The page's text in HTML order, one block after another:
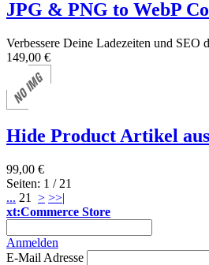
JPG & PNG to WebP
Verbessere Deine Ladezeiten und SEO
149,00 €
Hide Product Artikel
99,00 €
Seiten: 1 / 21
... 21 > >>|
xt:Commerce Store
Anmelden
E-Mail Adresse